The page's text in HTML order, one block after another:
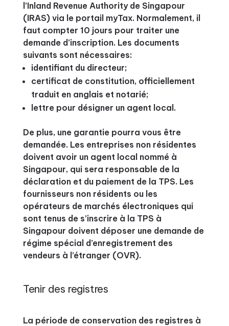
l’Inland Revenue Authority de Singapour
(IRAS) via le portail myTax. Normalement, il
faut compter 10 jours pour traiter une
demande d’inscription. Les documents
suivants sont nécessaires:
identifiant du directeur;
certificat de constitution, officiellement
traduit en anglais et notarié;
lettre pour désigner un agent local.
De plus, une garantie pourra vous être
demandée. Les entreprises non résidentes
doivent avoir un agent local nommé à
Singapour, qui sera responsable de la
déclaration et du paiement de la TPS. Les
fournisseurs non résidents ou les
opérateurs de marchés électroniques qui
sont tenus de s’inscrire à la TPS à
Singapour doivent déposer une demande de
régime spécial d’enregistrement des
vendeurs à l’étranger (OVR).
Tenir des registres
La période de conservation des registres à